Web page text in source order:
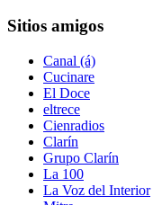
Sitios amigos
Canal (á)
Cucinare
El Doce
eltrece
Cienradios
Clarín
Grupo Clarín
La 100
La Voz del Interior